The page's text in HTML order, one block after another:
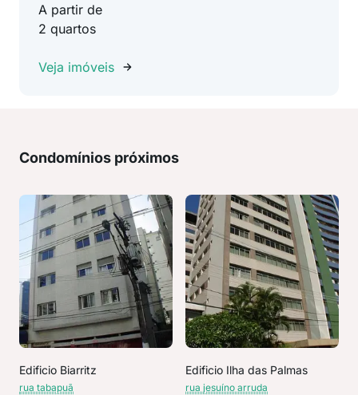
A partir de
2 quartos
Veja imóveis
Condomínios próximos
Edificio Biarritz
rua tabapuã
Edificio Ilha das Palmas
rua jesuíno arruda